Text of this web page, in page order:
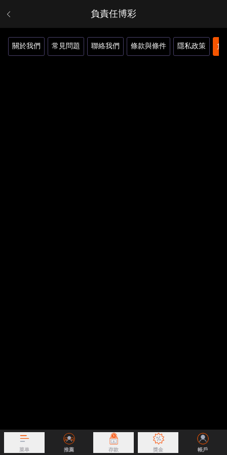
負責任博彩
關於我們 常見問題 聯絡我們 條款與條件 隱私政策 負
菜单 推薦 存款 獎金 帳戶